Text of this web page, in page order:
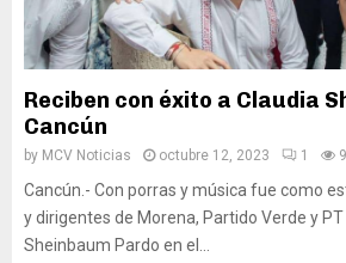
Reciben con éxito a Claudia
Cancún
by MCV Noticias octubre 12, 2023 1
Cancún.- Con porras y música fue como
y dirigentes de Morena, Partido Verde y
Sheinbaum Pardo en el...